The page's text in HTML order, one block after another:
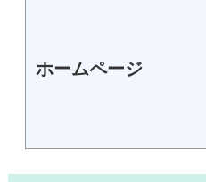
ホームページ